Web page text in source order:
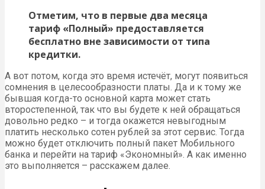
Отметим, что в первые два месяца
тариф «Полный» предоставляется
бесплатно вне зависимости от типа
кредитки.
А вот потом, когда это время истечёт, могут появиться
сомнения в целесообразности платы. Да и к тому же
бывшая когда-то основной карта может стать
второстепенной, так что вы будете к ней обращаться
довольно редко – и тогда окажется невыгодным
платить несколько сотен рублей за этот сервис. Тогда
можно будет отключить полный пакет Мобильного
банка и перейти на тариф «Экономный». А как именно
это выполняется – расскажем далее.